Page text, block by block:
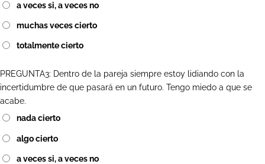
a veces si, a veces no
muchas veces cierto
totalmente cierto
PREGUNTA3: Dentro de la pareja siempre estoy lidiando con la
incertidumbre de que pasará en un futuro. Tengo miedo a que se
acabe.
nada cierto
algo cierto
a veces si, a veces no